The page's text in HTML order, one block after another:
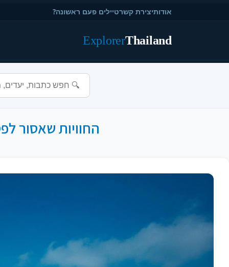
אודותיצירת קשרטיילים פעם ראשונה?
Thailand
Explorer
החוויות שאסור